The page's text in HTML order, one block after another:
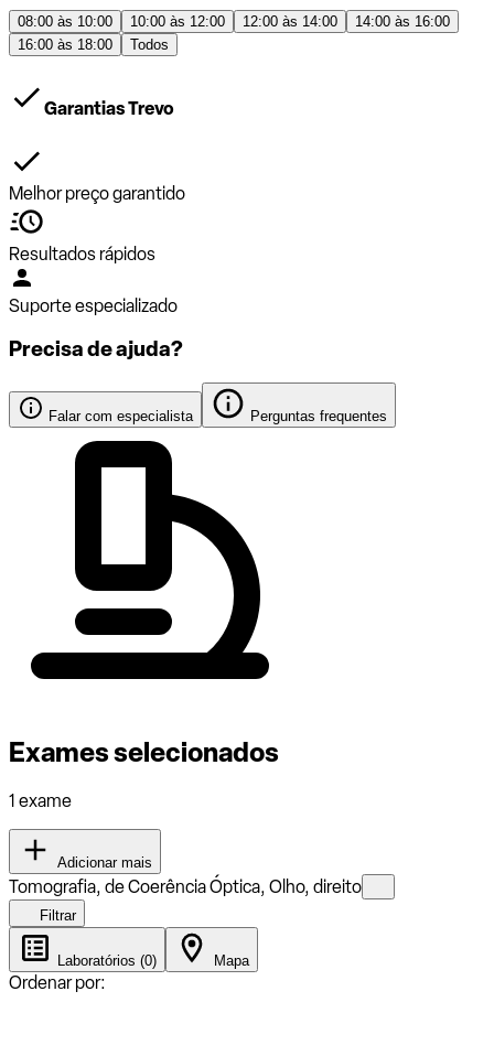
08:00 às 10:00 10:00 às 12:00 12:00 às 14:00
14:00 às 16:00
16:00 às 18:00
Todos
Garantias Trevo
Melhor preço garantido
Resultados rápidos
Suporte especializado
Precisa de ajuda?
Falar com especialista Perguntas frequentes
Exames selecionados
1 exame
Adicionar mais
Tomografia, de Coerência Óptica, Olho, direito
Filtrar
Laboratórios (0) Mapa
Ordenar por: